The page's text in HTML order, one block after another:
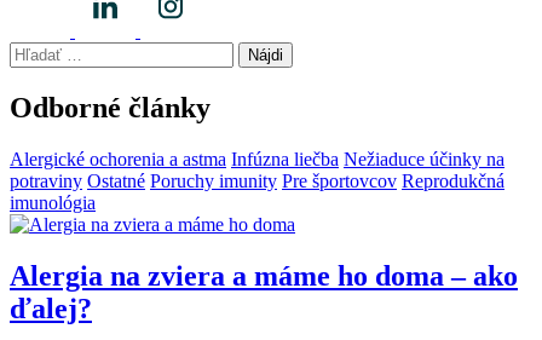
Hľadať:
Odborné články
Alergické ochorenia a astma Infúzna liečba Nežiaduce účinky na
potraviny Ostatné Poruchy imunity Pre športovcov Reprodukčná
imunológia
Alergia na zviera a máme ho doma – ako
ďalej?